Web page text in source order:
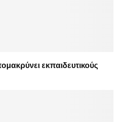
εκπαιδευτικούς